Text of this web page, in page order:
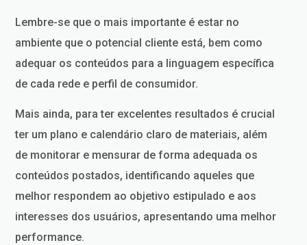
Lembre-se que o mais importante é estar no
ambiente que o potencial cliente está, bem como
adequar os conteúdos para a linguagem específica
de cada rede e perfil de consumidor.
Mais ainda, para ter excelentes resultados é crucial
ter um plano e calendário claro de materiais, além
de monitorar e mensurar de forma adequada os
conteúdos postados, identificando aqueles que
melhor respondem ao objetivo estipulado e aos
interesses dos usuários, apresentando uma melhor
performance.